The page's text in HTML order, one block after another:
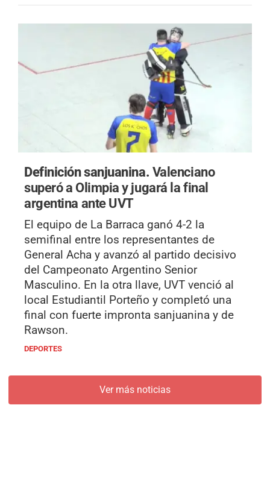
Definición sanjuanina. Valenciano
superó a Olimpia y jugará la final
argentina ante UVT
El equipo de La Barraca ganó 4-2 la
semifinal entre los representantes de
General Acha y avanzó al partido decisivo
del Campeonato Argentino Senior
Masculino. En la otra llave, UVT venció al
local Estudiantil Porteño y completó una
final con fuerte impronta sanjuanina y de
Rawson.
DEPORTES
Ver más noticias